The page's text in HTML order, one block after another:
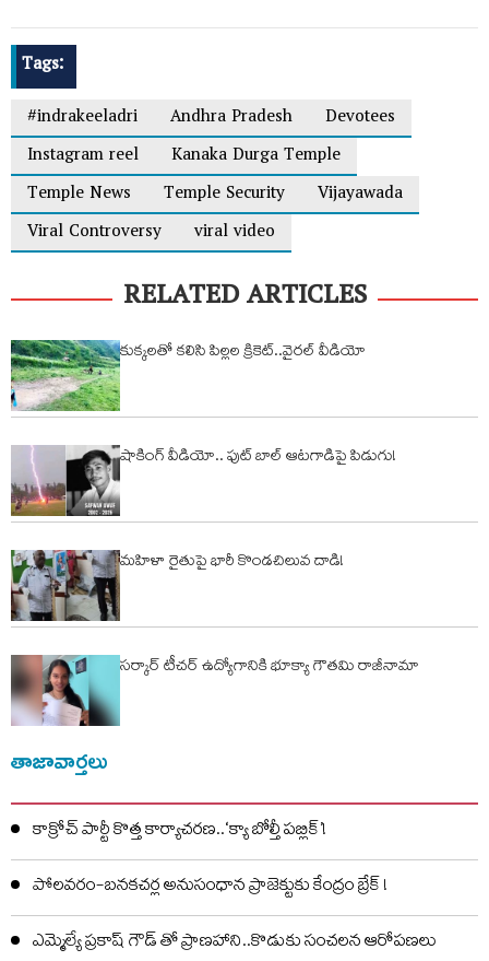
Tags:
#indrakeeladri
Andhra Pradesh
Devotees
Instagram reel
Kanaka Durga Temple
Temple News
Temple Security
Vijayawada
Viral Controversy
viral video
RELATED ARTICLES
కుక్కలతో కలిసి పిల్లల క్రికెట్..వైరల్ వీడియో
షాకింగ్ వీడియో.. ఫుట్ బాల్ ఆటగాడిపై పిడుగు!
మహిళా రైతుపై భారీ కొండచిలువ దాడి!
సర్కార్ టీచర్ ఉద్యోగానికి భూక్యా గౌతమి రాజీనామా
తాజావార్తలు
కాక్రోచ్ పార్టీ కొత్త కార్యాచరణ..‘క్యా బోల్తీ పబ్లిక్’!
పోలవరం-బనకచర్ల అనుసంధాన ప్రాజెక్టుకు కేంద్రం బ్రేక్ !
ఎమ్మెల్యే ప్రకాష్ గౌడ్ తో ప్రాణహాని..కొడుకు సంచలన ఆరోపణలు